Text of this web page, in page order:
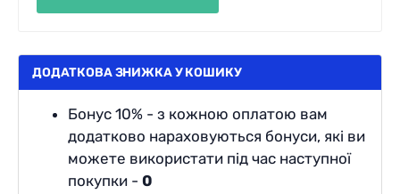
ДОДАТКОВА ЗНИЖКА У КОШИКУ
Бонус 10% - з кожною оплатою вам
додатково нараховуються бонуси, які ви
можете використати під час наступної
покупки - 0